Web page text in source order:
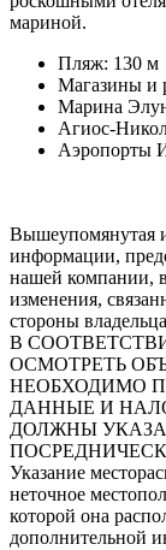
мариной.
Пляж: 130 м
Магазины и
Марина
Агиос-
Аэропорты
Вышеупомянутая
информации,
нашей компании,
изменения,
стороны
В
ОСМОТРЕТЬ
НЕОБХОДИМО
ДАННЫЕ И
ДОЛЖНЫ
Указание
неточное
которой она
дополнительной